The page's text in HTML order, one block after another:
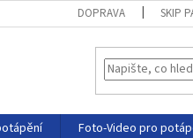
DOPRAVA SKIP
Foto-Video pro